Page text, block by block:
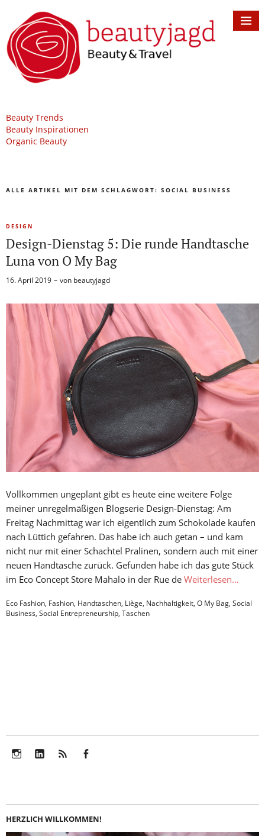
Beauty Trends
Beauty Inspirationen
Organic Beauty
ALLE ARTIKEL MIT DEM SCHLAGWORT: SOCIAL BUSINESS
DESIGN
Design-Dienstag 5: Die runde Handtasche
Luna von O My Bag
16. April 2019 von beautyjagd
Vollkommen ungeplant gibt es heute eine weitere Folge
meiner unregelmäßigen Blogserie Design-Dienstag: Am
Freitag Nachmittag war ich eigentlich zum Schokolade kaufen
nach Lüttich gefahren. Das habe ich auch getan – und kam
nicht nur mit einer Schachtel Pralinen, sondern auch mit einer
neuen Handtasche zurück. Gefunden habe ich das gute Stück
im Eco Concept Store Mahalo in der Rue de Weiterlesen…
Eco Fashion, Fashion, Handtaschen, Liège, Nachhaltigkeit, O My Bag, Social
Business, Social Entrepreneurship, Taschen
HERZLICH WILLKOMMEN!